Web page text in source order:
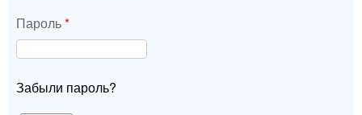
Пароль*
Забыли пароль?